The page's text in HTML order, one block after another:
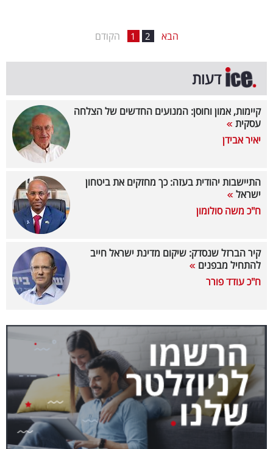
המילון
הכלכלי
פודקאסט
40
ניוזלטרים
מייל
אדום
הקודם 1 2 הבא
דעות
קיימות, אמון וחוסן: המנועים החדשים של הצלחה
עסקית
יאיר אבידן
התיישבות יהודית בעזה: כך מחזקים את ביטחון
ישראל
ח"כ משה סולומון
קיר הברזל שנסדק: שיקום מדינת ישראל חייב
להתחיל מבפנים
ח"כ עודד פורר